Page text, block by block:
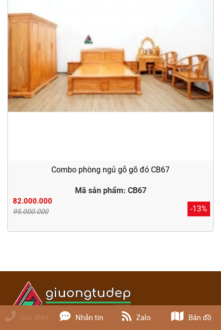
Combo phòng ngủ gỗ gõ đỏ CB67
Mã sản phẩm: CB67
82.000.000
95.000.000 -13%
Gọi điện Nhắn tin Zalo Bản đồ